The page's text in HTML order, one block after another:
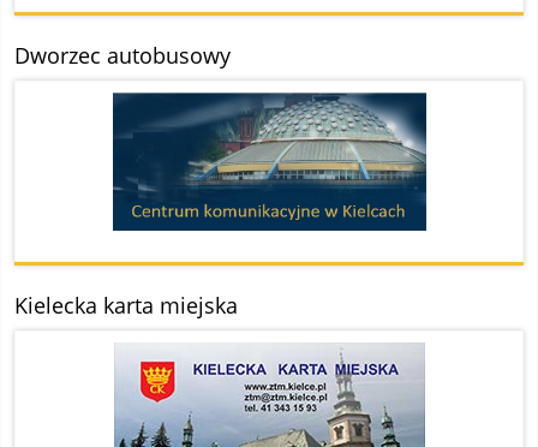
Dworzec autobusowy
Kielecka karta miejska